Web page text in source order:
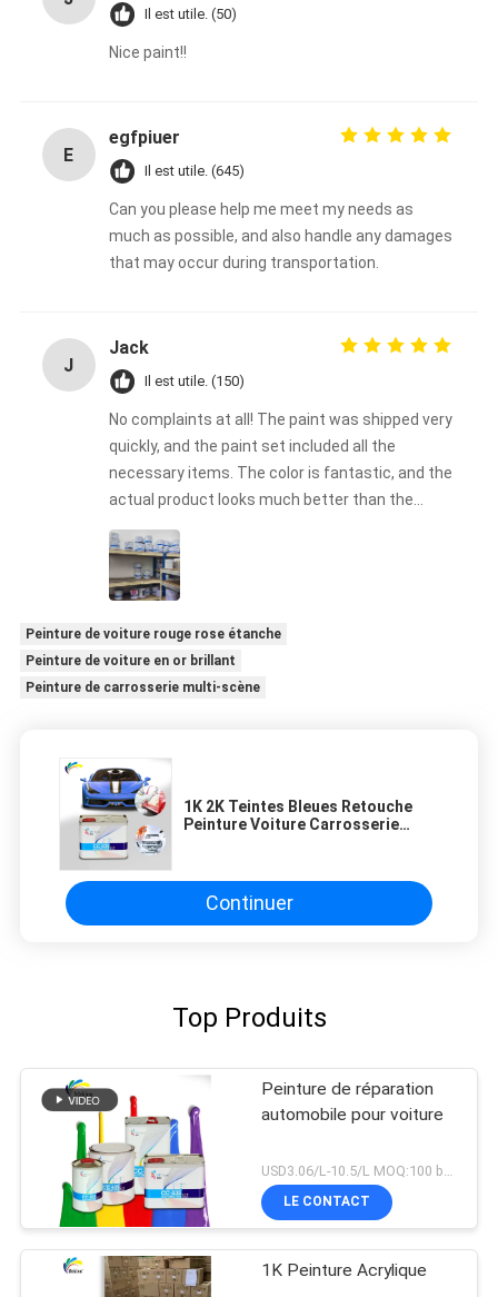
Il est utile. (50)
Nice paint!!
E
egfpiuer
Il est utile. (645)
Can you please help me meet my needs as
much as possible, and also handle any damages
that may occur during transportation.
J
Jack
Il est utile. (150)
No complaints at all! The paint was shipped very
quickly, and the paint set included all the
necessary items. The color is fantastic, and the
actual product looks much better than the
photos, which completely fail to capture its
charm. I will definitely make a purchase again!
This is my first time using Meklon's car paint,
and I am very happy that I chose Meklon!
Peinture de voiture rouge rose étanche
Peinture de voiture en or brillant
Peinture de carrosserie multi-scène
1K 2K Teintes Bleues Retouche
Peinture Voiture Carrosserie
Continuer
Top Produits
Peinture de réparation
automobile pour voiture
USD3.06/L-10.5/L MOQ:100 boîtes
LE CONTACT
1K Peinture Acrylique